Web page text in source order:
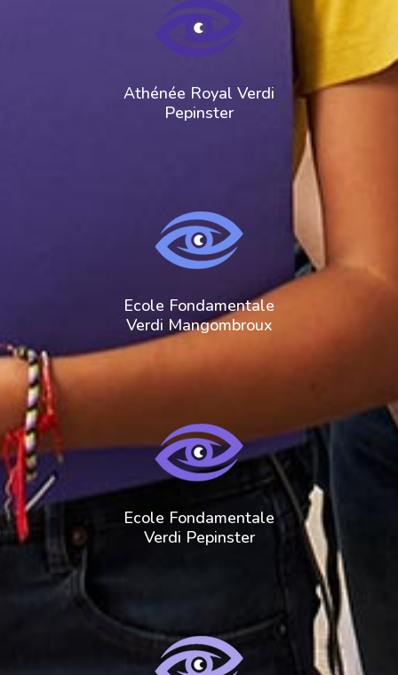
Athénée Royal Verdi
Pepinster
Ecole Fondamentale
Verdi Mangombroux
Ecole Fondamentale
Verdi Pepinster